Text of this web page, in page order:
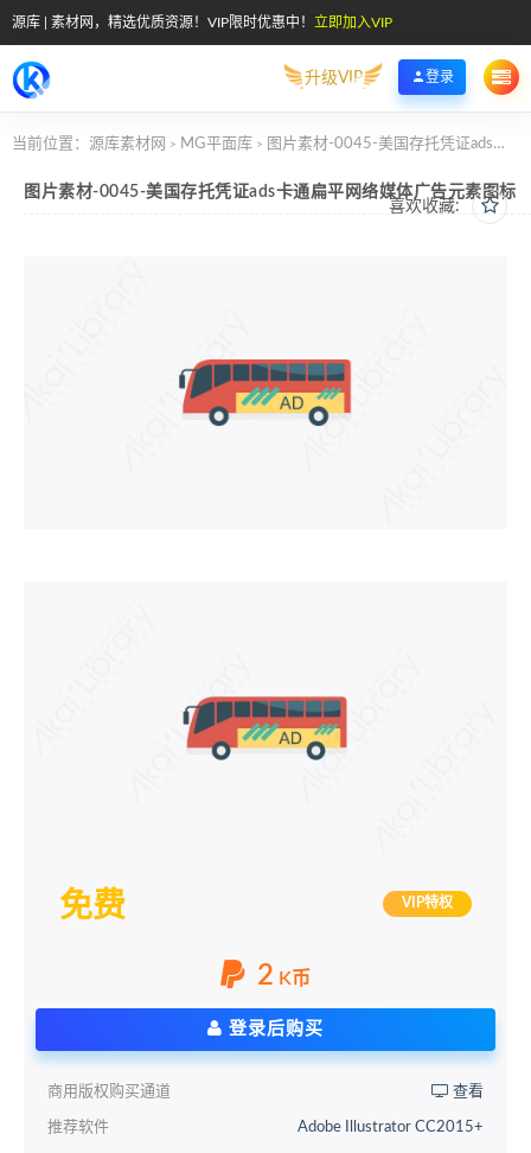
源库 | 素材网，精选优质资源！VIP限时优惠中！ 立即加入VIP
升级VIP 登录
当前位置： 源库素材网 > MG平面库 > 图片素材-0045-美国存托凭证ads卡通扁平网络媒体广告元素图标
喜欢收藏:
图片素材-0045-美国存托凭证ads卡通扁平网络媒体广告元素图标
免费 VIP特权
2 K币
登录后购买
商用版权购买通道 查看
推荐软件 Adobe Illustrator CC2015+